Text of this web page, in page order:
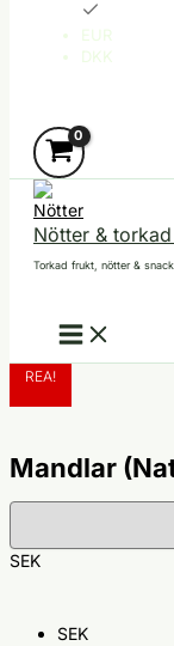
EUR
DKK
Nötter &
Torkad frukt, nötter &
REA!
Mandlar
SEK
SEK